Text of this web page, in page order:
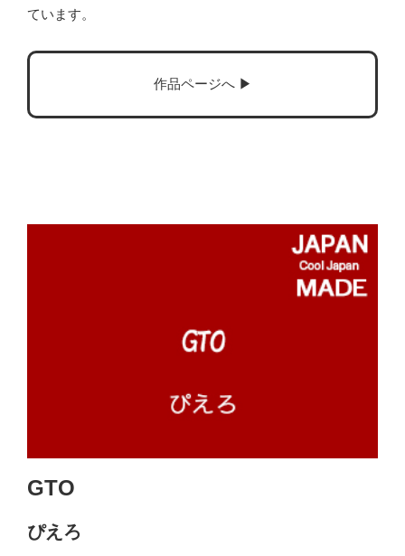
ています。
作品ページへ ▶︎
GTO
ぴえろ